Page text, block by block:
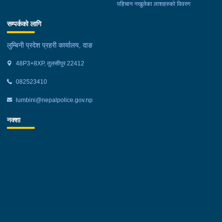
पहिचान नखुलेका लाशहरुको विवरण
सम्पर्कको लागि
लुम्बिनी प्रदेश प्रहरी कार्यालय, दाङ
48P3+8XP, तुलसीपुर 22412
082523410
lumbini@nepalpolice.gov.np
नक्शा